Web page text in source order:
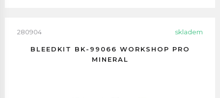
280904 skladem
BLEEDKIT BK-99066 WORKSHOP PRO
MINERAL